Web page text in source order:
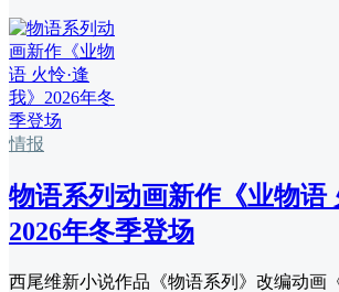
情报
物语系列动画新作《业物语
2026年冬季登场
西尾维新小说作品《物语系列》改编动画